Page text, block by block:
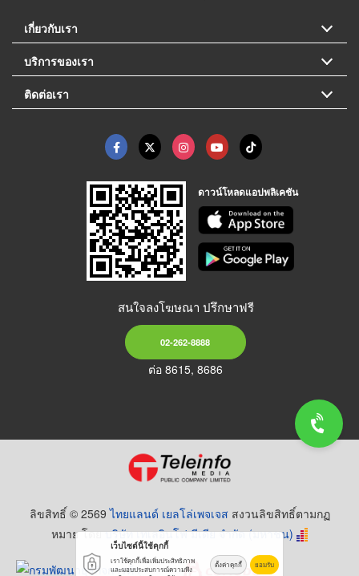
เกี่ยวกับเรา
บริการของเรา
ติดต่อเรา
ดาวน์โหลดแอปพลิเคชัน
สนใจลงโฆษณา ปรึกษาฟรี
02-262-8888
ต่อ 8615, 8686
ลิขสิทธิ์ © 2569ไทยแลนด์ เยลโล่เพจเจส สงวนลิขสิทธิ์ตามกฏ
หมาย โดยบริษัท เทเลอินโฟ มีเดีย จำกัด (มหาชน)
เว็บไซต์นี้ใช้คุกกี้
เราใช้คุกกี้เพื่อเพิ่มประสิทธิภาพ
และมอบประสบการณ์ความพึง
ตั้งค่าคุกกี้ ยอมรับ